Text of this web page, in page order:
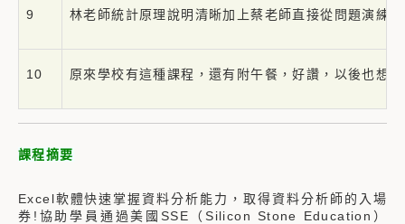
9 林老師統計原理說明清晰加上蔡老師直接從問題演練
10 原來學校有這種課程，還有附午餐，好讚，以後也想
課程摘要
Excel軟體快速掌握資料分析能力，取得資料分析師的入場
券!協助學員通過美國SSE（Silicon Stone Education）